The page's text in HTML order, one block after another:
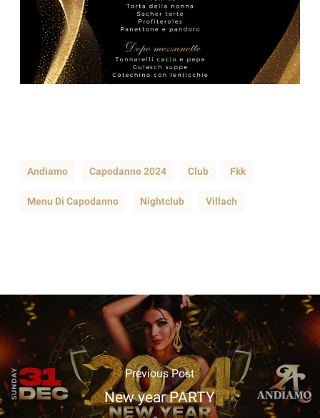
Andiamo Capodanno 2024 Club Fkk
Menu Di Capodanno Nightclub Villach
Previous Post
New year PARTY